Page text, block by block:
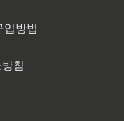
입방법
침